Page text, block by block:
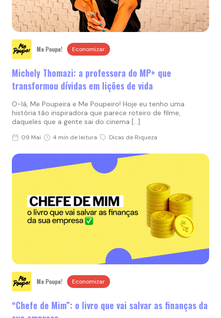
Me Poupe! Economizar
Michely Thomazi: a professora do MP+ que
transformou dívidas em lições de vida
O-lá, Me Poupeira e Me Poupeiro! Hoje eu tenho uma
história tão inspiradora que parece roteiro de filme,
daqueles que a gente sai do cinema […]
09 Mai 4 min de leitura Dicas de Riqueza
Me Poupe! Economizar
“Chefe de Mim”: o livro que vai salvar as finanças da